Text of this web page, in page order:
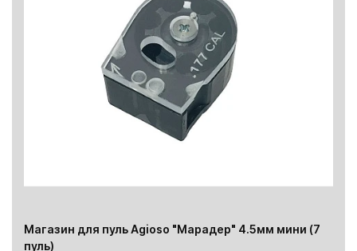
Магазин для пуль Agioso "Марадер" 4.5мм мини (7
пуль)